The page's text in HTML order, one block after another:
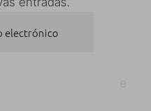
que Apple
como una especie
llegar a